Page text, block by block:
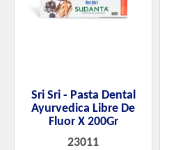
Sri Sri - Pasta Dental
Ayurvedica Libre De
Fluor X 200Gr
23011